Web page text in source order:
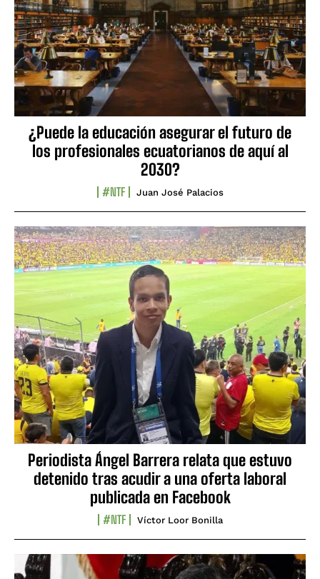
¿Puede la educación asegurar el futuro de
los profesionales ecuatorianos de aquí al
2030?
#NTF Juan José Palacios
Periodista Ángel Barrera relata que estuvo
detenido tras acudir a una oferta laboral
publicada en Facebook
#NTF Víctor Loor Bonilla